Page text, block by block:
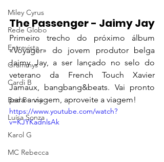
Miley Cyrus
Rede Globo
Entrevista
Grammys
Cardi B
Bad Bunny
Luísa Sonza
Karol G
MC Rebecca
The Passenger - Jaimy Jay
Primeiro trecho do próximo álbum
«Voyager» do jovem produtor belga
Jaimy Jay, a ser lançado no selo do
veterano da French Touch Xavier
Jamaux, bangbang&beats. Vai pronto
para a viagem, aproveite a viagem!
https://www.youtube.com/watch?
v=KJYKadnlsAk